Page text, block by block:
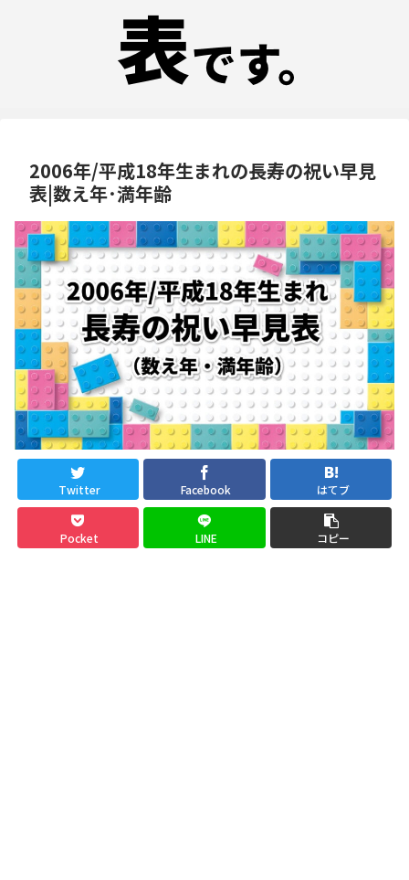
2006年/平成18年生まれの長寿の祝い早見
表|数え年･満年齢
Twitter Facebook はてブ
Pocket LINE コピー